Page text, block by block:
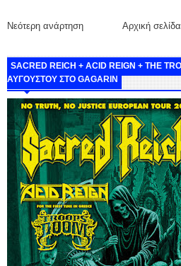
Νεότερη ανάρτηση Αρχική σελίδα
SACRED REICH + ACID REIGN + THE
ΑΥΓΟΥΣΤΟΥ ΣΤΟ GAGARIN